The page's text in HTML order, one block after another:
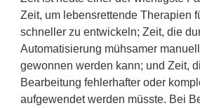
Zeit, um lebensrettende Therapien
schneller zu entwickeln; Zeit, die
Automatisierung mühsamer
gewonnen werden kann; und Zeit,
Bearbeitung fehlerhafter oder
aufgewendet werden müsste. Bei